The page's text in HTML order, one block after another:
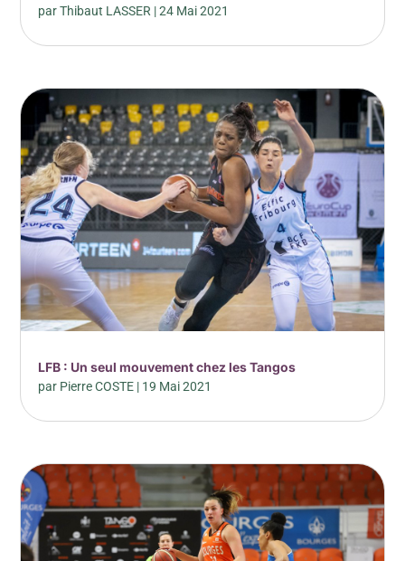
parThibaut LASSER |24 Mai 2021
LFB : Un seul mouvement chez les Tangos
par Pierre COSTE | 19 Mai 2021